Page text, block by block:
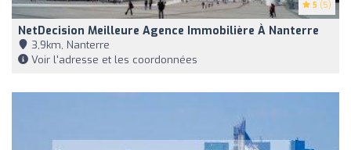
5 (5)
NetDecision Meilleure Agence Immobilière À Nanterre
3,9km, Nanterre
Voir l'adresse et les coordonnées